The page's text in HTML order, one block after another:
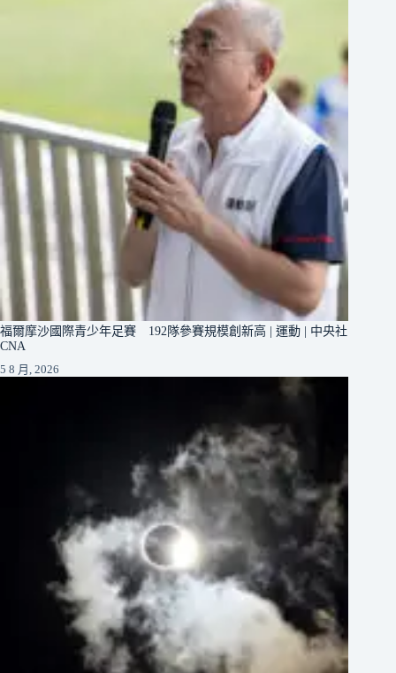
福爾摩沙國際青少年足賽 192隊參賽規模創新高 | 運動 | 中央社
CNA
5 8 月, 2026